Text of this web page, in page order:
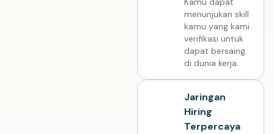
menunjukan skill
kamu yang kami
verifikasi untuk
dapat bersaing
di dunia kerja.
Jaringan
Hiring
Terpercaya